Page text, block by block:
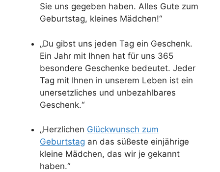
Sie uns gegeben haben. Alles Gute zum
Geburtstag, kleines Mädchen!“
„Du gibst uns jeden Tag ein Geschenk.
Ein Jahr mit Ihnen hat für uns 365
besondere Geschenke bedeutet. Jeder
Tag mit Ihnen in unserem Leben ist ein
unersetzliches und unbezahlbares
Geschenk.“
„Herzlichen Glückwunsch zum
Geburtstag an das süßeste einjährige
kleine Mädchen, das wir je gekannt
haben.“